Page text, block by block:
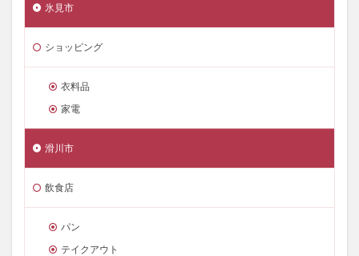
氷見市
ショッピング
衣料品
家電
滑川市
飲食店
パン
テイクアウト